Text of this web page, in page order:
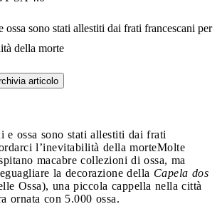
ossa sono stati allestiti dai frati francescani per
della morte
articolo
e ossa sono stati allestiti dai frati
l’inevitabilità della morteMolte
macabre collezioni di ossa, ma
la decorazione della Capela dos
Ossa), una piccola cappella nella città
ornata con 5.000 ossa.